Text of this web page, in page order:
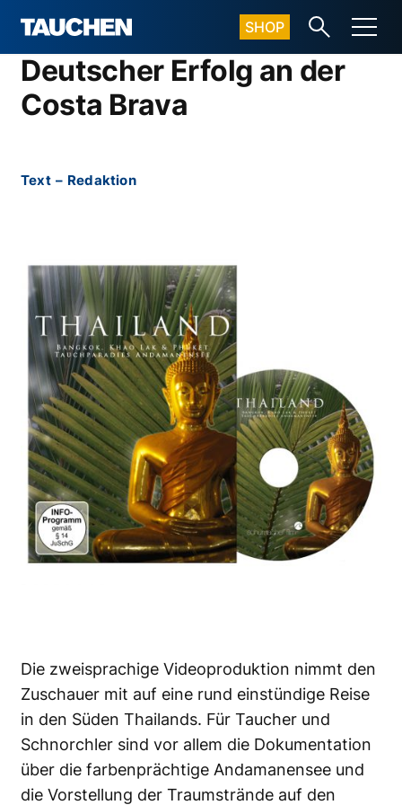
SHOP
Deutscher Erfolg an der
Costa Brava
Text – Redaktion
Die zweisprachige Videoproduktion nimmt den
Zuschauer mit auf eine rund einstündige Reise
in den Süden Thailands. Für Taucher und
Schnorchler sind vor allem die Dokumentation
über die farbenprächtige Andamanensee und
die Vorstellung der Traumstrände auf den